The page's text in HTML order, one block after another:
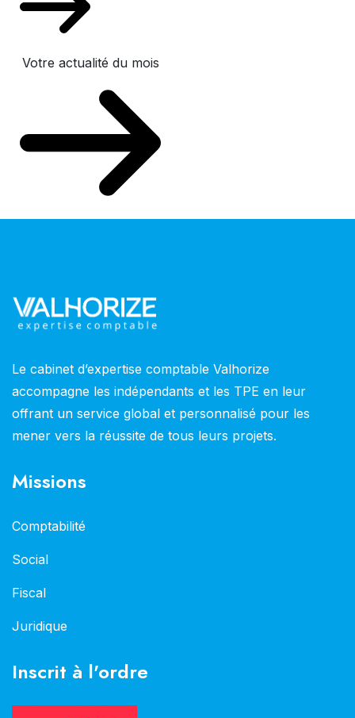
Votre actualité du mois
Le cabinet d’expertise comptable Valhorize
accompagne les indépendants et les TPE en leur
offrant un service global et personnalisé pour les
mener vers la réussite de tous leurs projets.
Missions
Comptabilité
Social
Fiscal
Juridique
Inscrit à l'ordre